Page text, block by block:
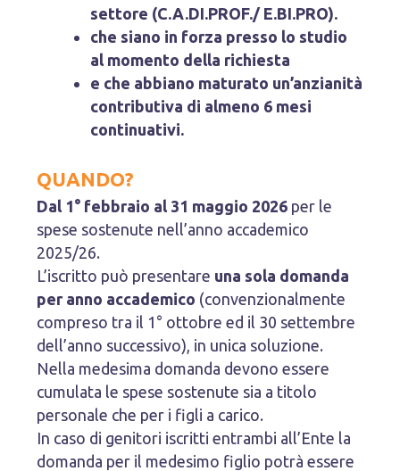
settore (C.A.DI.PROF./ E.BI.PRO).
che siano in forza presso lo studio
al momento della richiesta
e che abbiano maturato un’anzianità
contributiva di almeno 6 mesi
continuativi.
QUANDO?
Dal 1° febbraio al 31 maggio 2026per le
spese sostenute nell’anno accademico
2025/26.
L’iscritto può presentare una sola domanda
per anno accademico (convenzionalmente
compreso tra il 1° ottobre ed il 30 settembre
dell’anno successivo), in unica soluzione.
Nella medesima domanda devono essere
cumulata le spese sostenute sia a titolo
personale che per i figli a carico.
In caso di genitori iscritti entrambi all’Ente la
domanda per il medesimo figlio potrà essere